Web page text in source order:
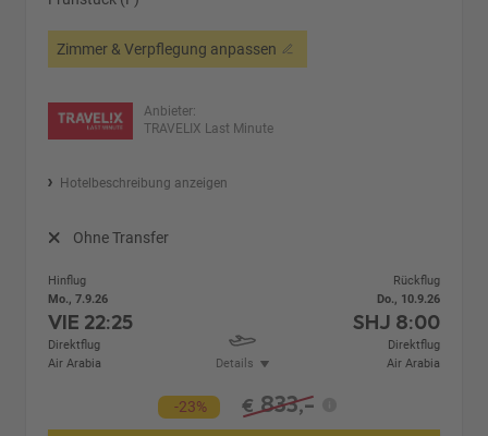
Zimmer & Verpflegung anpassen
Anbieter:
TRAVELIX Last Minute
Hotelbeschreibung anzeigen
Ohne Transfer
Hinflug
Mo., 7.9.26
VIE 22:25
Direktflug
Air Arabia
Details
Rückflug
Do., 10.9.26
SHJ 8:00
Direktflug
Air Arabia
-23% € 833,-